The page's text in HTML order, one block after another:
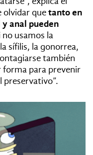
olvidar quetanto en
anal pueden
no usamos la
sífilis, la gonorrea,
también
forma para prevenir
preservativo”.